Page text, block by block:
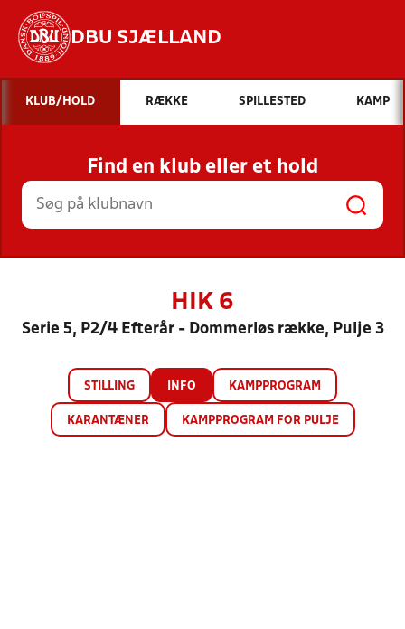
DBU SJÆLLAND
Hvad vil du søge efter?
INDHOLD OG NYHEDER
STILLINGER, RESULTATER, KLUBBER OG
HOLD
KLUB/HOLD RÆKKE SPILLESTED KAMP
Find en klub eller et hold
HIK 6
Serie 5, P2/4 Efterår - Dommerløs række, Pulje 3
STILLING INFO KAMPPROGRAM
KARANTÆNER KAMPPROGRAM FOR PULJE